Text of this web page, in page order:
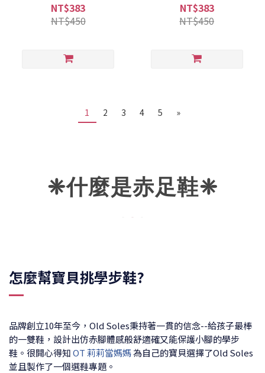
NT$383
NT$450
NT$383
NT$450
1 2 3 4 5 »
❈什麼是赤足鞋❈
怎麼幫寶貝挑學步鞋?
品牌創立10年至今，Old Soles秉持著一貫的信念--給孩子最棒
的一雙鞋，設計出仿赤腳體感般舒適確又能保護小腳的學步
鞋。很開心得知OT 莉莉當媽媽為自己的寶貝選擇了Old Soles
並且製作了一個選鞋專題。